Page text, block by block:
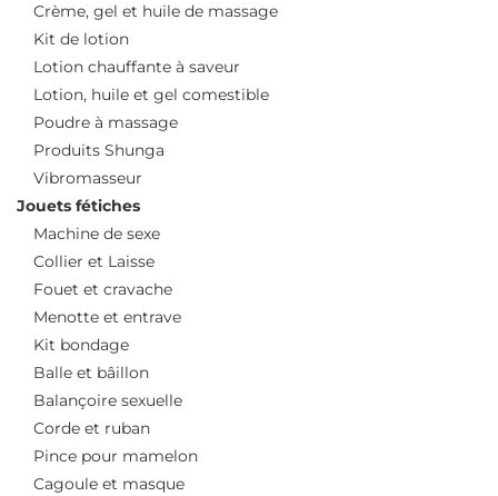
Crème, gel et huile de massage
Kit de lotion
Lotion chauffante à saveur
Lotion, huile et gel comestible
Poudre à massage
Produits Shunga
Vibromasseur
Jouets fétiches
Machine de sexe
Collier et Laisse
Fouet et cravache
Menotte et entrave
Kit bondage
Balle et bâillon
Balançoire sexuelle
Corde et ruban
Pince pour mamelon
Cagoule et masque